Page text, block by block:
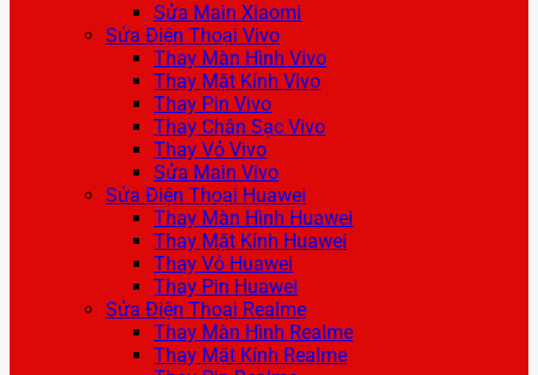
Sửa Main Xiaomi
Sửa Điện Thoại Vivo
Thay Màn Hình Vivo
Thay Mặt Kính Vivo
Thay Pin Vivo
Thay Chân Sạc Vivo
Thay Vỏ Vivo
Sửa Main Vivo
Sửa Điện Thoại Huawei
Thay Màn Hình Huawei
Thay Mặt Kính Huawei
Thay Vỏ Huawei
Thay Pin Huawei
Sửa Điện Thoại Realme
Thay Màn Hình Realme
Thay Mặt Kính Realme